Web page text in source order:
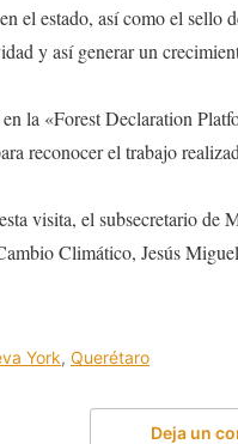
el estado, así como el sello
y así generar un
la «Forest Declaration
reconocer el trabajo
visita, el subsecretario
Climático, Jesús
York, Querétaro
Deja un